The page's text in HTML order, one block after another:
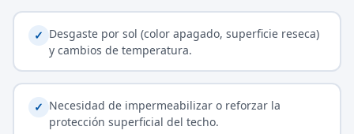
✓ Desgaste por sol (color apagado, superficie reseca)
y cambios de temperatura.
✓ Necesidad de impermeabilizar o reforzar la
protección superficial del techo.